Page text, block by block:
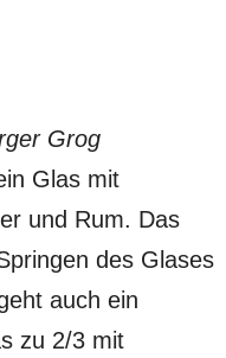
Grog
Glas mit
und Rum. Das
des Glases
auch ein
zu 2/3 mit